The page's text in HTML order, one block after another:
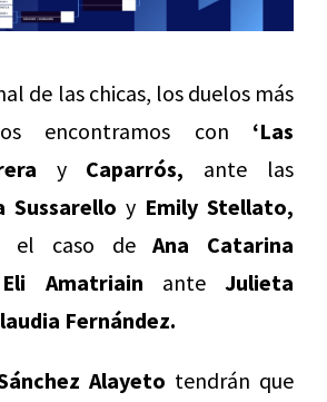
de las chicas, los duelos más
encontramos con ‘Las
y Caparrós, ante las
Sussarello y Emily Stellato,
el caso deAna Catarina
Eli Amatriain anteJulieta
Fernández.
Alayeto tendrán que